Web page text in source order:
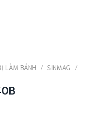
LÀM BÁNH / SINMAG
/